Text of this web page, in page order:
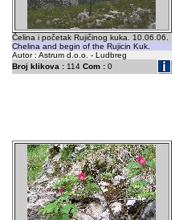
Čelina i početak Rujičinog kuka. 10.06.06.
Chelina and begin of the Rujicin Kuk.
Autor : Astrum d.o.o. - Ludbreg
Broj klikova :114 Com :0